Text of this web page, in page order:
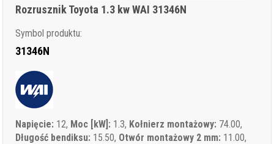
Rozrusznik Toyota 1.3 kw WAI 31346N
Symbol produktu:
31346N
Napięcie: 12, Moc [kW]: 1.3, Kołnierz montażowy: 74.00,
Długość bendiksu: 15.50, Otwór montażowy 2 mm: 11.00,